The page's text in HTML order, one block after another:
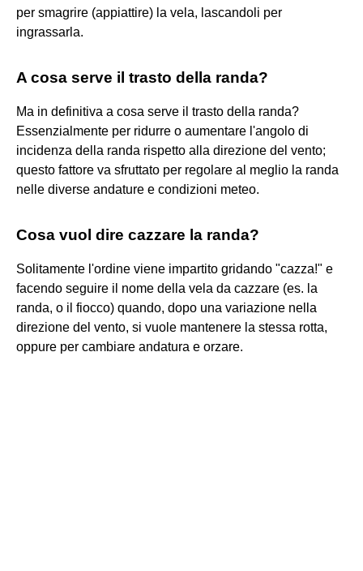
per smagrire (appiattire) la vela, lascandoli per
ingrassarla.
A cosa serve il trasto della randa?
Ma in definitiva a cosa serve il trasto della randa?
Essenzialmente per ridurre o aumentare l'angolo di
incidenza della randa rispetto alla direzione del vento;
questo fattore va sfruttato per regolare al meglio la randa
nelle diverse andature e condizioni meteo.
Cosa vuol dire cazzare la randa?
Solitamente l'ordine viene impartito gridando "cazza!" e
facendo seguire il nome della vela da cazzare (es. la
randa, o il fiocco) quando, dopo una variazione nella
direzione del vento, si vuole mantenere la stessa rotta,
oppure per cambiare andatura e orzare.